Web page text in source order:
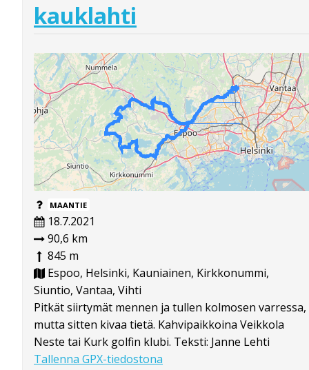
kauklahti
MAANTIE
18.7.2021
90,6 km
845 m
Espoo, Helsinki, Kauniainen, Kirkkonummi,
Siuntio, Vantaa, Vihti
Pitkät siirtymät mennen ja tullen kolmosen varressa,
mutta sitten kivaa tietä. Kahvipaikkoina Veikkola
Neste tai Kurk golfin klubi. Teksti: Janne Lehti
Tallenna GPX-tiedostona